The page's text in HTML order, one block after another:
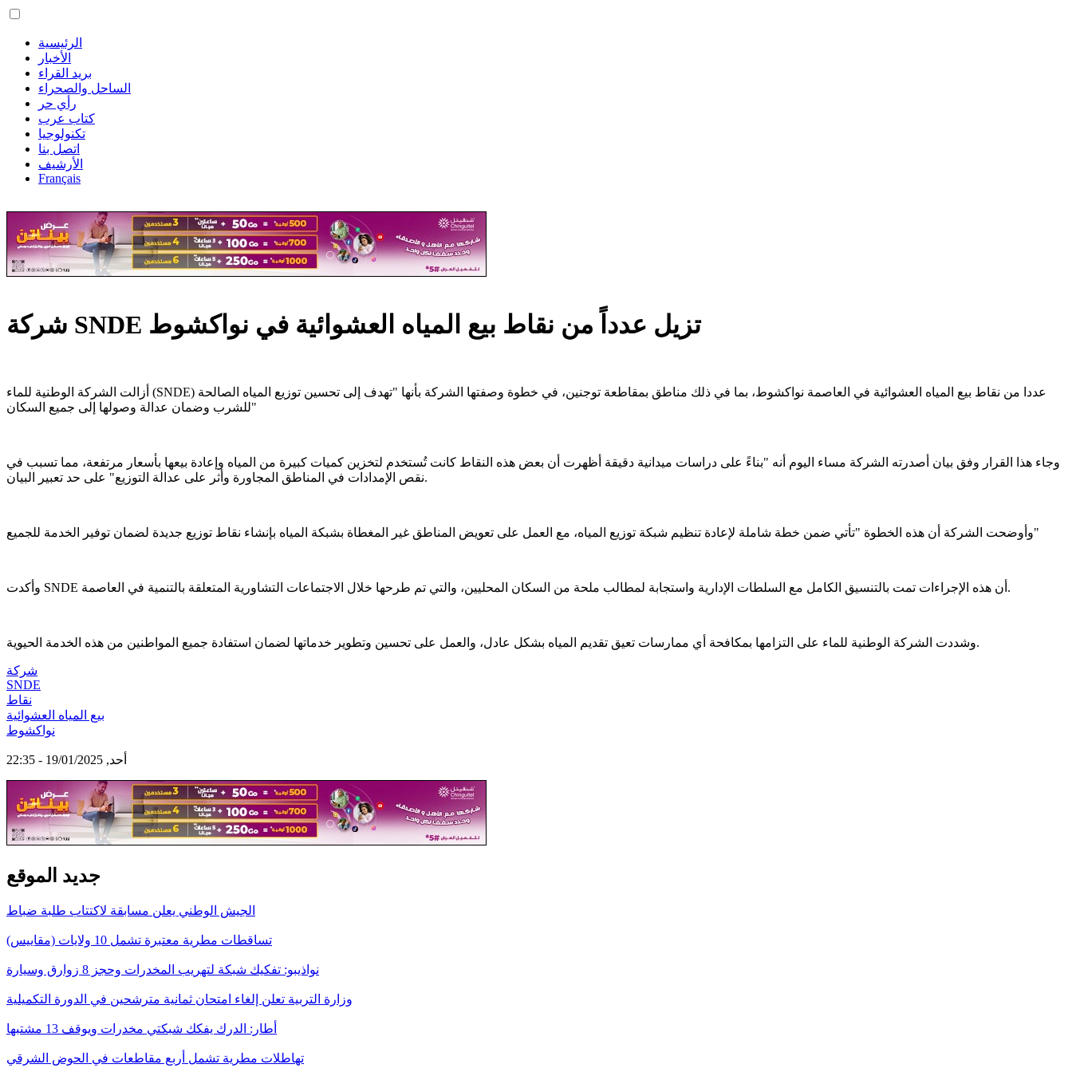
الرئيسية
الأخبار
بريد القراء
الساحل والصحراء
رأي حر
كتاب عرب
تكنولوجيا
اتصل بنا
الأرشيف
Français
شركة SNDE تزيل عدداً من نقاط بيع المياه العشوائية في نواكشوط
أزالت الشركة الوطنية للماء (SNDE) عددا من نقاط بيع المياه العشوائية في العاصمة نواكشوط، بما في ذلك مناطق بمقاطعة توجنين، في خطوة وصفتها الشركة بأنها "تهدف إلى تحسين توزيع المياه الصالحة
للشرب وضمان عدالة وصولها إلى جميع السكان"
وجاء هذا القرار وفق بيان أصدرته الشركة مساء اليوم أنه "بناءً على دراسات ميدانية دقيقة أظهرت أن بعض هذه النقاط كانت تُستخدم لتخزين كميات كبيرة من المياه وإعادة بيعها بأسعار مرتفعة، مما تسبب في
نقص الإمدادات في المناطق المجاورة وأثر على عدالة التوزيع" على حد تعبير البيان.
وأوضحت الشركة أن هذه الخطوة "تأتي ضمن خطة شاملة لإعادة تنظيم شبكة توزيع المياه، مع العمل على تعويض المناطق غير المغطاة بشبكة المياه بإنشاء نقاط توزيع جديدة لضمان توفير الخدمة للجميع"
وأكدت SNDE أن هذه الإجراءات تمت بالتنسيق الكامل مع السلطات الإدارية واستجابة لمطالب ملحة من السكان المحليين، والتي تم طرحها خلال الاجتماعات التشاورية المتعلقة بالتنمية في العاصمة.
وشددت الشركة الوطنية للماء على التزامها بمكافحة أي ممارسات تعيق تقديم المياه بشكل عادل، والعمل على تحسين وتطوير خدماتها لضمان استفادة جميع المواطنين من هذه الخدمة الحيوية.
شركة
SNDE
نقاط
بيع المياه العشوائية
نواكشوط
أحد, 19/01/2025 - 22:35
جديد الموقع
الجيش الوطني يعلن مسابقة لاكتتاب طلبة ضباط
تساقطات مطرية معتبرة تشمل 10 ولايات (مقاييس)
نواذيبو: تفكيك شبكة لتهريب المخدرات وحجز 8 زوارق وسيارة
وزارة التربية تعلن إلغاء امتحان ثمانية مترشحين في الدورة التكميلية
أطار: الدرك يفكك شبكتي مخدرات ويوقف 13 مشتبها
تهاطلات مطرية تشمل أربع مقاطعات في الحوض الشرقي